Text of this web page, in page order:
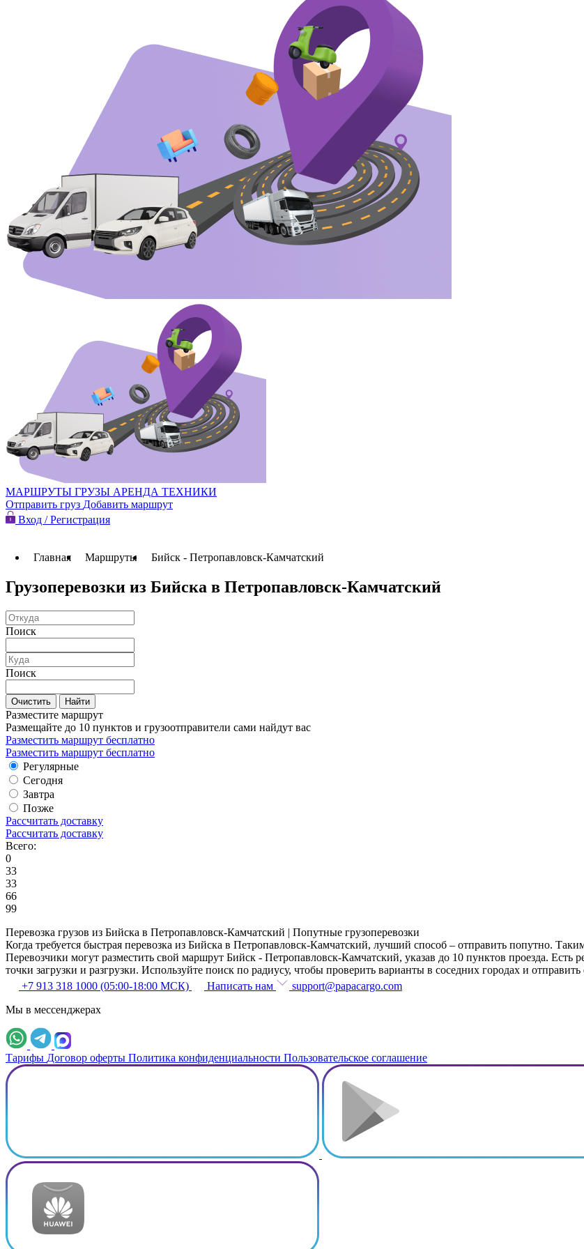
МАРШРУТЫ ГРУЗЫ АРЕНДА ТЕХНИКИ
Отправить груз Добавить маршрут
Вход / Регистрация
Главная Маршруты Бийск - Петропавловск-Камчатский
Грузоперевозки из Бийска в Петропавловск-Камчатский
Поиск
Поиск
Очистить Найти
Разместите маршрут
Размещайте до 10 пунктов и грузоотправители сами найдут вас
Разместить маршрут бесплатно
Разместить маршрут бесплатно
Регулярные
Сегодня
Завтра
Позже
Рассчитать доставку
Рассчитать доставку
Всего:
0
33
33
66
99
Перевозка грузов из Бийска в Петропавловск-Камчатский | Попутные грузоперевозки
Когда требуется быстрая перевозка из Бийска в Петропавловск-Камчатский, лучший способ – отправить попутно.
Перевозчики могут разместить свой маршрут Бийск - Петропавловск-Камчатский, указав до 10 пунктов проезда.
точки загрузки и разгрузки. Используйте поиск по радиусу, чтобы проверить варианты в соседних городах и
+7 913 318 1000 (05:00-18:00 МСК)
Написать нам
support@papacargo.com
Мы в мессенджерах
Тарифы Договор оферты Политика конфиденциальности Пользовательское соглашение